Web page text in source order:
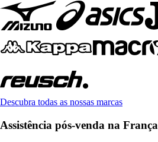
Descubra todas as nossas marcas
Assistência pós-venda na França